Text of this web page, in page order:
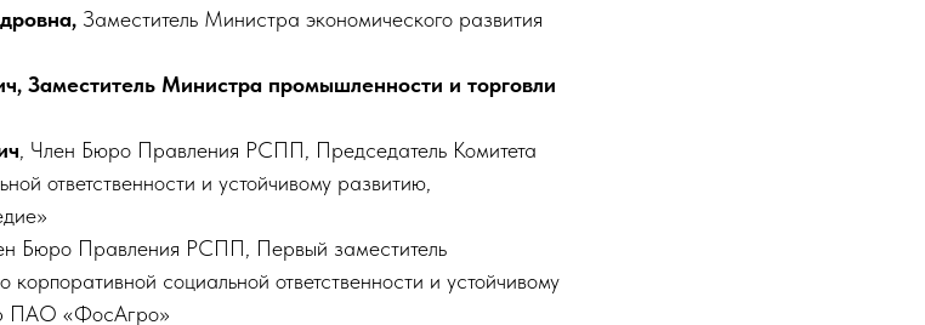
Заместитель Министра экономического развития
Заместитель Министра промышленности и торговли
, Член Бюро Правления РСПП, Председатель Комитета
ответственности и устойчивому развитию,
Бюро Правления РСПП, Первый заместитель
социальной ответственности и устойчивому
ПАО «ФосАгро»